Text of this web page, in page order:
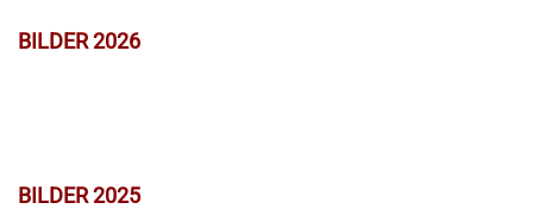
BILDER 2026
BILDER 2025